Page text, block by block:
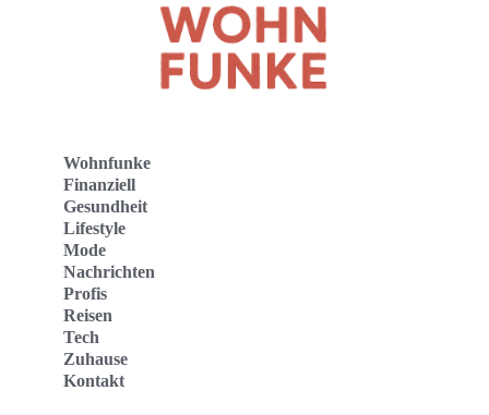
Wohnfunke
Finanziell
Gesundheit
Lifestyle
Mode
Nachrichten
Profis
Reisen
Tech
Zuhause
Kontakt